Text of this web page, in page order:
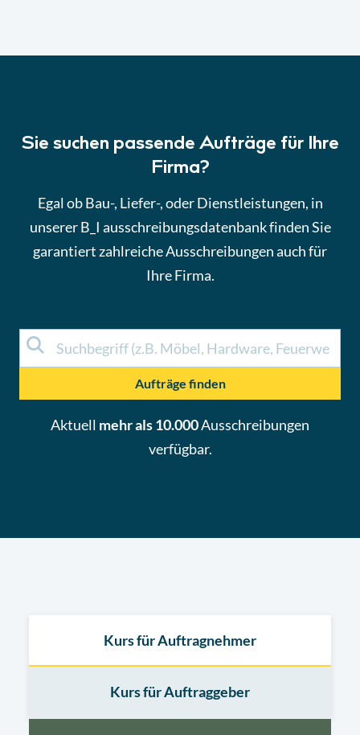
Sie suchen passende Aufträge für Ihre
Firma?
Egal ob Bau-, Liefer-, oder Dienstleistungen, in
unserer B_I ausschreibungsdatenbank finden Sie
garantiert zahlreiche Ausschreibungen auch für
Ihre Firma.
Aufträge finden
Aktuell mehr als 10.000Ausschreibungen
verfügbar.
Kurs für Auftragnehmer
Kurs für Auftraggeber